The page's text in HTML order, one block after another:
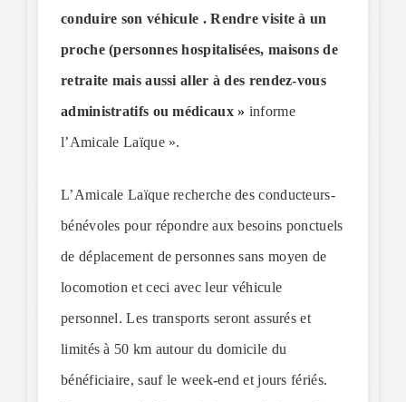
conduire son véhicule . Rendre visite à un
proche (personnes hospitalisées, maisons de
retraite mais aussi aller à des rendez-vous
administratifs ou médicaux » informe
l’Amicale Laïque ».
L’Amicale Laïque recherche des conducteurs-
bénévoles pour répondre aux besoins ponctuels
de déplacement de personnes sans moyen de
locomotion et ceci avec leur véhicule
personnel. Les transports seront assurés et
limités à 50 km autour du domicile du
bénéficiaire, sauf le week-end et jours fériés.